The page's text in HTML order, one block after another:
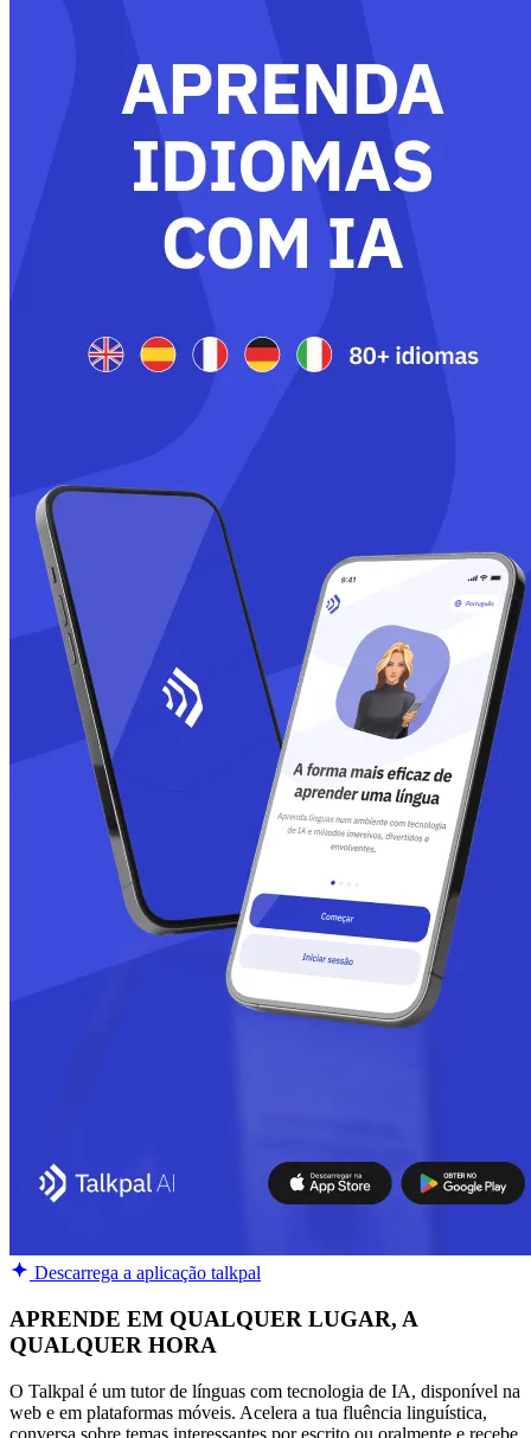
Descarrega a aplicação talkpal
APRENDE EM QUALQUER LUGAR, A
QUALQUER HORA
O Talkpal é um tutor de línguas com tecnologia de IA, disponível na
web e em plataformas móveis. Acelera a tua fluência linguística,
conversa sobre temas interessantes por escrito ou oralmente e recebe